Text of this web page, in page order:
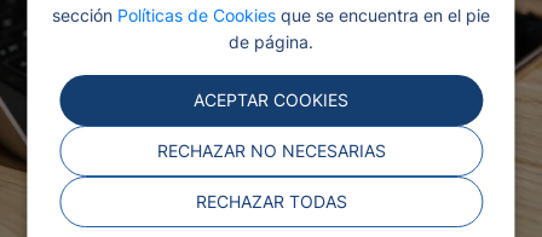
sección Políticas de Cookies que se encuentra en el pie
de página.
ACEPTAR COOKIES
RECHAZAR NO NECESARIAS
RECHAZAR TODAS